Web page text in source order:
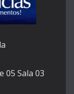
05 Sala 03